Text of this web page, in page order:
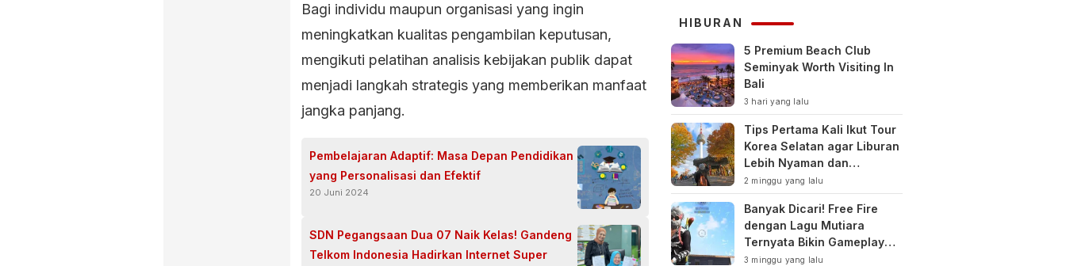
Bagi individu maupun organisasi yang ingin
meningkatkan kualitas pengambilan keputusan,
mengikuti pelatihan analisis kebijakan publik dapat
menjadi langkah strategis yang memberikan manfaat
jangka panjang.
Pembelajaran Adaptif: Masa Depan Pendidikan
yang Personalisasi dan Efektif
20 Juni 2024
SDN Pegangsaan Dua 07 Naik Kelas! Gandeng
Telkom Indonesia Hadirkan Internet Super
HIBURAN
5 Premium Beach Club
Seminyak Worth Visiting In
Bali
3 hari yang lalu
Tips Pertama Kali Ikut Tour
Korea Selatan agar Liburan
Lebih Nyaman dan
Berkesan
2 minggu yang lalu
Banyak Dicari! Free Fire
dengan Lagu Mutiara
Ternyata Bikin Gameplay
Makin Keren
3 minggu yang lalu